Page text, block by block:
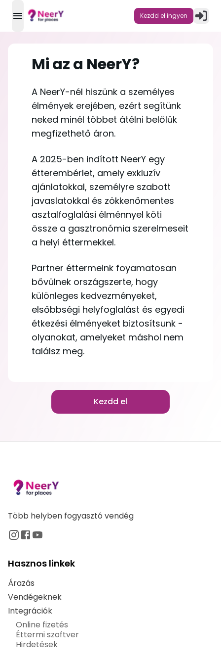
open navigation menu Kezdd el ingyen
Mi az a NeerY?
A NeerY-nél hiszünk a személyes
élmények erejében, ezért segítünk
neked minél többet átélni belőlük
megfizethető áron.
A 2025-ben indított NeerY egy
étterembérlet, amely exkluzív
ajánlatokkal, személyre szabott
javaslatokkal és zökkenőmentes
asztalfoglalási élménnyel köti
össze a gasztronómia szerelmeseit
a helyi éttermekkel.
Partner éttermeink foyamatosan
bővülnek országszerte, hogy
különleges kedvezményeket,
elsőbbségi helyfoglalást és egyedi
étkezési élményeket biztosítsunk -
olyanokat, amelyeket máshol nem
találsz meg.
Kezdd el
Több helyben fogyasztó vendég
Hasznos linkek
Árazás
Vendégeknek
Integrációk
Online fizetés
Éttermi szoftver
Hirdetések